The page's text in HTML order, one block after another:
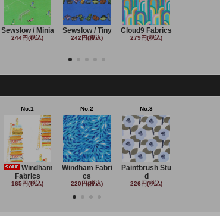
Sewslow / Minia
244円(税込)
Sewslow / Tiny
242円(税込)
Cloud9 Fabrics
279円(税込)
No.1
Windham
Fabrics
165円(税込)
No.2
Windham Fabri
cs
220円(税込)
No.3
Paintbrush Stu
d
226円(税込)